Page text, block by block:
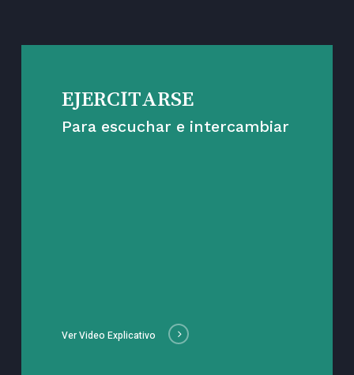
EJERCITARSE
Para escuchar e intercambiar
Ver Video Explicativo